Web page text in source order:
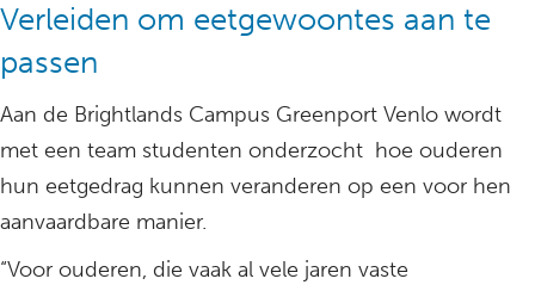
Verleiden om eetgewoontes aan te
passen
Aan de Brightlands Campus Greenport Venlo wordt
met een team studenten onderzocht hoe ouderen
hun eetgedrag kunnen veranderen op een voor hen
aanvaardbare manier.
“Voor ouderen, die vaak al vele jaren vaste